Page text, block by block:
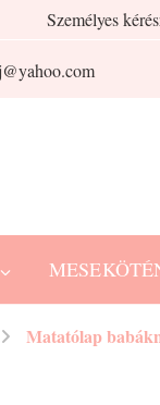
Személyes
Matatólap